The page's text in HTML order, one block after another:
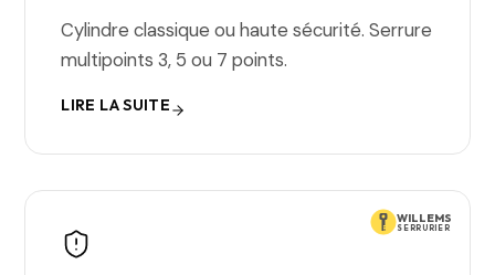
Cylindre classique ou haute sécurité. Serrure
multipoints 3, 5 ou 7 points.
LIRE LA SUITE
WILLEMS
SERRURIER